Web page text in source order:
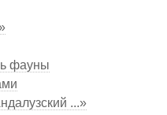
фауны
...»